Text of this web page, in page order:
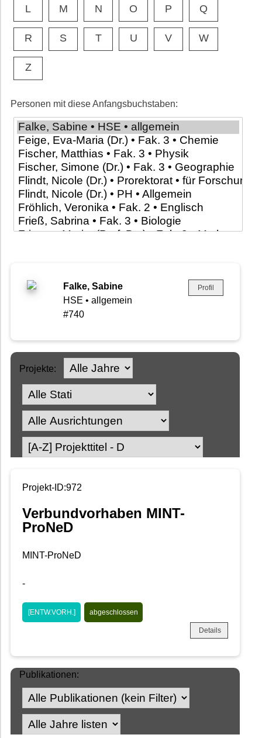
L M N O P Q
R S T U V W
Z
Personen mit diese Anfangsbuchstaben:
Falke, Sabine
HSE • allgemein
#740
Profil
Projekte:
Projekt-ID:972
Verbundvorhaben MINT-
ProNeD
MINT-ProNeD
-
[ENTW.VORH.] abgeschlossen
Details
Publikationen: